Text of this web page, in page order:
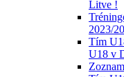
Litve !
2023/
Tím
U18 v